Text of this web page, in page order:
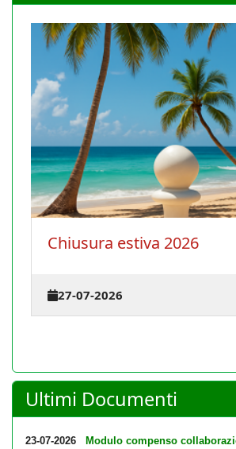
Chiusura estiva 2026
27-07-2026
Ultimi Documenti
23-07-2026
Modulo compenso